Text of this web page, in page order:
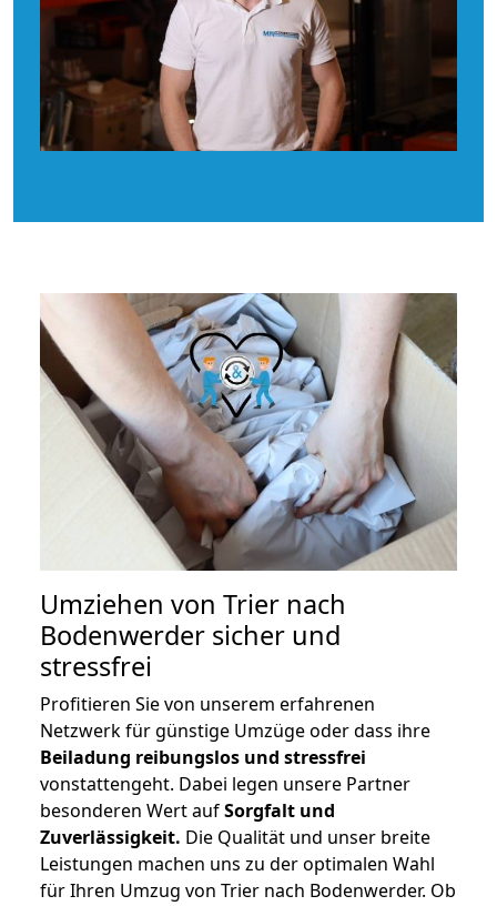
Umziehen von Trier nach
Bodenwerder sicher und
stressfrei
Profitieren Sie von unserem erfahrenen
Netzwerk für günstige Umzüge oder dass ihre
Beiladung reibungslos und stressfrei
vonstattengeht. Dabei legen unsere Partner
besonderen Wert aufSorgfalt und
Zuverlässigkeit. Die Qualität und unser breite
Leistungen machen uns zu der optimalen Wahl
für Ihren Umzug von Trier nach Bodenwerder. Ob